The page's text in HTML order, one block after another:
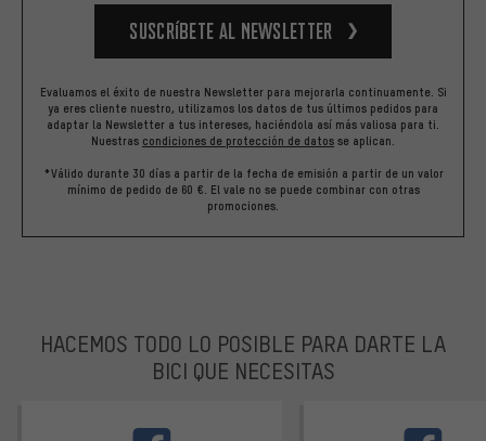
Suscríbete al newsletter
Evaluamos el éxito de nuestra Newsletter para mejorarla continuamente. Si
ya eres cliente nuestro, utilizamos los datos de tus últimos pedidos para
adaptar la Newsletter a tus intereses, haciéndola así más valiosa para ti.
Nuestras condiciones de protección de datos se aplican.
*Válido durante 30 días a partir de la fecha de emisión a partir de un valor
mínimo de pedido de 60 €. El vale no se puede combinar con otras
promociones.
HACEMOS TODO LO POSIBLE PARA DARTE LA
BICI QUE NECESITAS